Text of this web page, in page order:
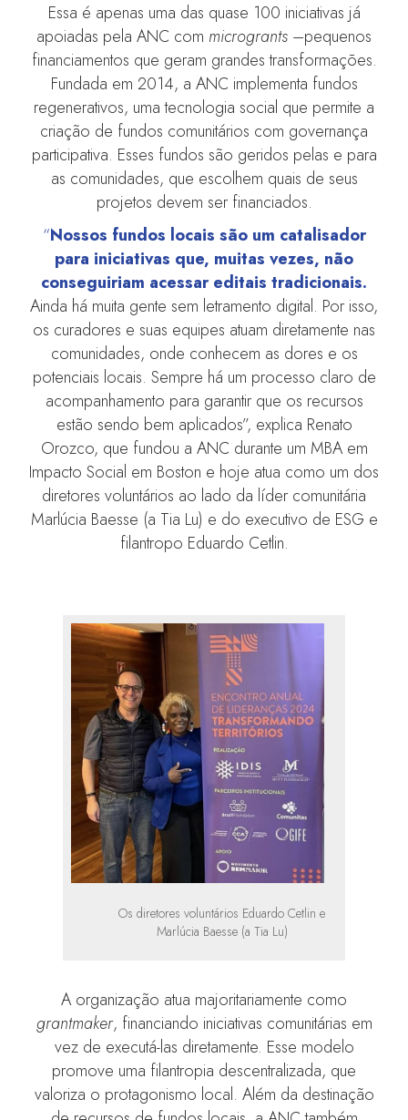
Essa é apenas uma das quase 100 iniciativas já
apoiadas pela ANC com microgrants –pequenos
financiamentos que geram grandes transformações.
Fundada em 2014, a ANC implementa fundos
regenerativos, uma tecnologia social que permite a
criação de fundos comunitários com governança
participativa. Esses fundos são geridos pelas e para
as comunidades, que escolhem quais de seus
projetos devem ser financiados.
“Nossos fundos locais são um catalisador
para iniciativas que, muitas vezes, não
conseguiriam acessar editais tradicionais.
Ainda há muita gente sem letramento digital. Por isso,
os curadores e suas equipes atuam diretamente nas
comunidades, onde conhecem as dores e os
potenciais locais. Sempre há um processo claro de
acompanhamento para garantir que os recursos
estão sendo bem aplicados”, explica Renato
Orozco, que fundou a ANC durante um MBA em
Impacto Social em Boston e hoje atua como um dos
diretores voluntários ao lado da líder comunitária
Marlúcia Baesse (a Tia Lu) e do executivo de ESG e
filantropo Eduardo Cetlin.
Os diretores voluntários Eduardo Cetlin e
Marlúcia Baesse (a Tia Lu)
A organização atua majoritariamente como
grantmaker, financiando iniciativas comunitárias em
vez de executá-las diretamente. Esse modelo
promove uma filantropia descentralizada, que
valoriza o protagonismo local. Além da destinação